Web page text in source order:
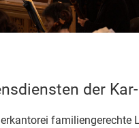
der
familiengerechte